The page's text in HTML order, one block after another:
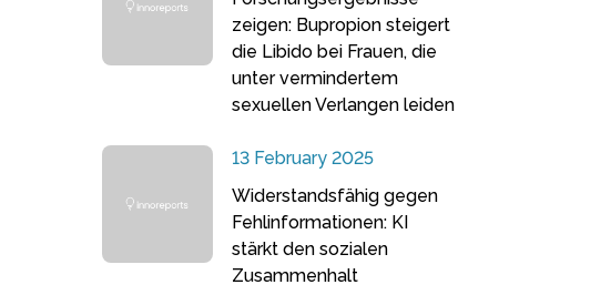
zeigen: Bupropion steigert
die Libido bei Frauen, die
unter vermindertem
sexuellen Verlangen leiden
13 February 2025
Widerstandsfähig gegen
Fehlinformationen: KI
stärkt den sozialen
Zusammenhalt